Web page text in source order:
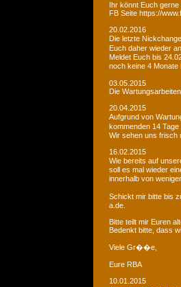
Ihr könnt Euch
FB Seite https://
20.02.2016
Die letzte
Euch daher wieder
Meldet Euch bis
noch keine 4
03.05.2015
Die
20.04.2015
Aufgrund von
kommenden 14
Wir sehen uns frisch
16.02.2015
Wie bereits auf
soll es mal wieder
innerhalb von
Schickt mir bitte bis
a.de.
Bitte teilt mir Euren
Bedenkt bitte, dass
Viele Gr��e,
Eure RBA
10.01.2015